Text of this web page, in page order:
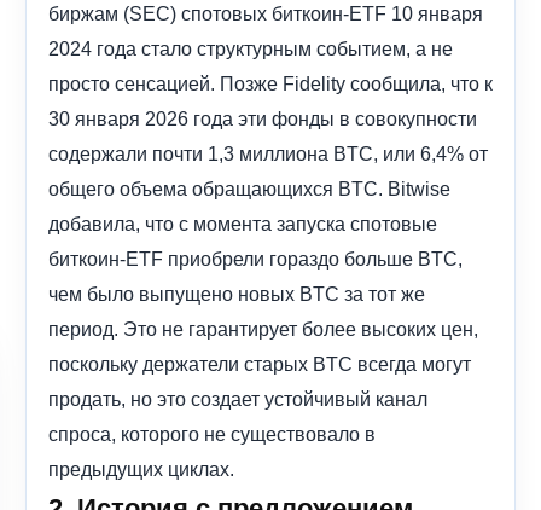
биржам (SEC) спотовых биткоин-ETF 10 января
2024 года стало структурным событием, а не
просто сенсацией. Позже Fidelity сообщила, что к
30 января 2026 года эти фонды в совокупности
содержали почти 1,3 миллиона BTC, или 6,4% от
общего объема обращающихся BTC. Bitwise
добавила, что с момента запуска спотовые
биткоин-ETF приобрели гораздо больше BTC,
чем было выпущено новых BTC за тот же
период. Это не гарантирует более высоких цен,
поскольку держатели старых BTC всегда могут
продать, но это создает устойчивый канал
спроса, которого не существовало в
предыдущих циклах.